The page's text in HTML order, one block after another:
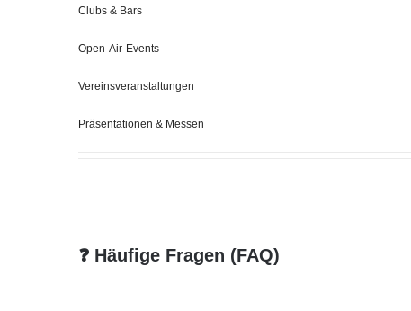
Clubs & Bars
Open‑Air‑Events
Vereinsveranstaltungen
Präsentationen & Messen
❓ Häufige Fragen (FAQ)